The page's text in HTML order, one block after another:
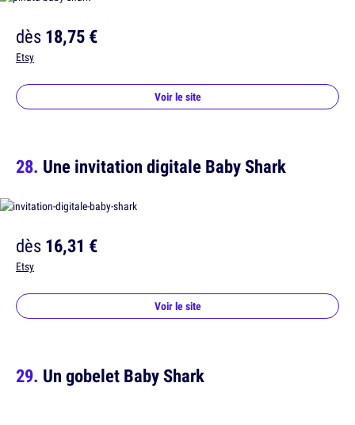
dès18,75 €
Etsy
Voir le site
Une invitation digitale Baby Shark
dès16,31 €
Etsy
Voir le site
Un gobelet Baby Shark